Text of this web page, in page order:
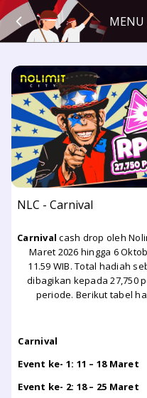
MENU
NLC - Carnival
Carnival cash drop oleh
Maret 2026 hingga 6
11.59 WIB. Total hadiah
dibagikan kepada 27,750
periode. Berikut tabel
Carnival
Event ke- 1: 11 – 18 Maret
Event ke- 2: 18 – 25 Maret